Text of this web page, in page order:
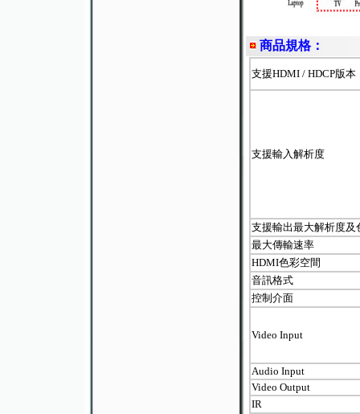
商品規格：
支援HDMI / HDCP版本
支援輸入解析度
支援輸出最大解析度及
最大傳輸速率
HDMI色彩空間
音訊格式
控制介面
Video Input
Audio Input
Video Output
IR